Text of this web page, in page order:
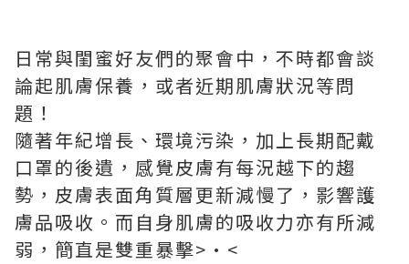
日常與閨蜜好友們的聚會中，不時都會談
論起肌膚保養，或者近期肌膚狀況等問
題！
隨著年紀增長、環境污染，加上長期配戴
口罩的後遺，感覺皮膚有每況越下的趨
勢，皮膚表面角質層更新減慢了，影響護
膚品吸收。而自身肌膚的吸收力亦有所減
弱，簡直是雙重暴擊>•<